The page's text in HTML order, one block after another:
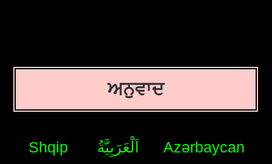
ਅਨੁਵਾਦ
Shqip اَلْعَرَبِيَّةُ Azərbaycan